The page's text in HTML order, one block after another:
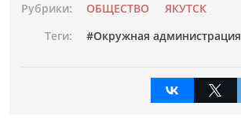
Рубрики: ОБЩЕСТВО
ЯКУТСК
Теги:
Окружная администрация